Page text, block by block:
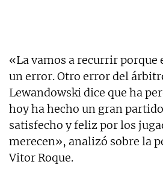
«La vamos a recurrir porque
un error. Otro error del
Lewandowski dice que ha
hoy ha hecho un gran
satisfecho y feliz por los
merecen», analizó sobre la
Vitor Roque.